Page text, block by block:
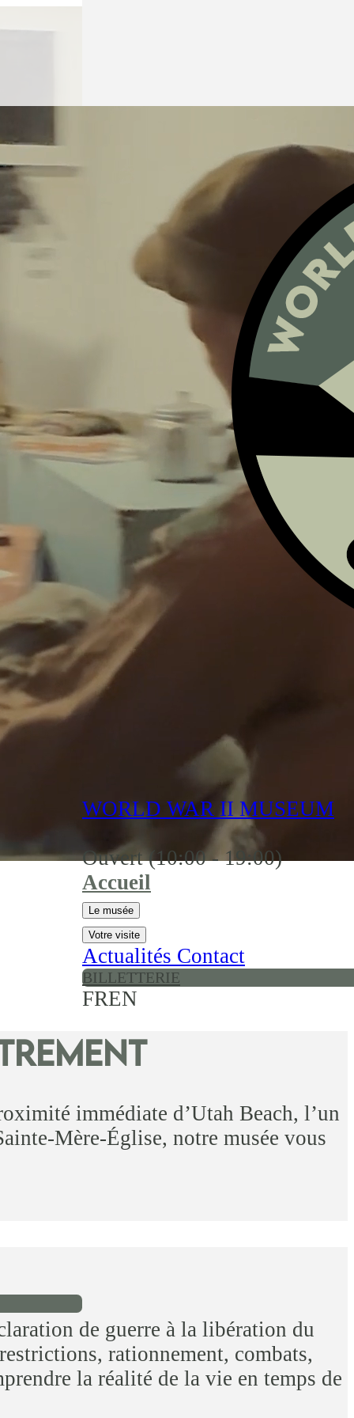
WORLD WAR II MUSEUM
Ouvert (10:00 - 19:00)
Accueil
Le musée
Votre visite
Actualités Contact
BILLETTERIE
FREN
immédiate d’Utah Beach, l’un
Mère-Église, notre musée vous
de guerre à la libération du
rationnement, combats,
la réalité de la vie en temps de